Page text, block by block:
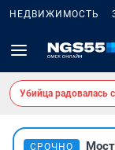
НЕДВИЖИМОСТЬ
Убийца радовалась
СРОЧНО